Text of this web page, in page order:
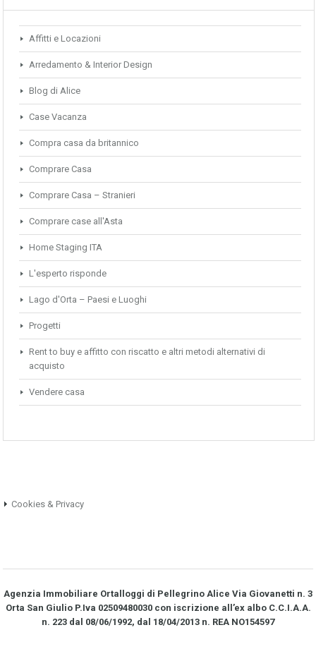
Affitti e Locazioni
Arredamento & Interior Design
Blog di Alice
Case Vacanza
Compra casa da britannico
Comprare Casa
Comprare Casa – Stranieri
Comprare case all'Asta
Home Staging ITA
L'esperto risponde
Lago d'Orta – Paesi e Luoghi
Progetti
Rent to buy e affitto con riscatto e altri metodi alternativi di
acquisto
Vendere casa
Cookies & Privacy
Agenzia Immobiliare Ortalloggi di Pellegrino Alice Via Giovanetti n. 3
Orta San Giulio P.Iva 02509480030 con iscrizione all’ex albo C.C.I.A.A.
n. 223 dal 08/06/1992, dal 18/04/2013 n. REA NO­154597